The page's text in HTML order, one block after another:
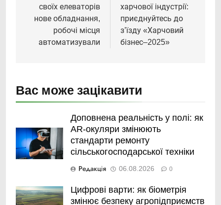
своїх елеваторів
нове обладнання,
робочі місця
автоматизували
харчової індустрії:
приєднуйтесь до
з’їзду «Харчовий
бізнес–2025»
Вас може зацікавити
Доповнена реальність у полі: як
AR-окуляри змінюють
стандарти ремонту
сільськогосподарської техніки
Редакція 06.08.2026 0
Цифрові варти: як біометрія
змінює безпеку агропідприємств